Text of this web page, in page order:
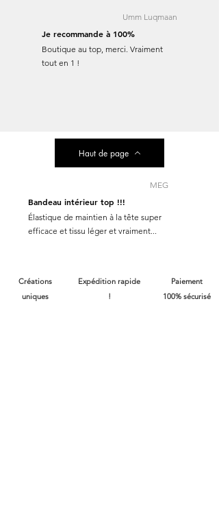
Umm Luqmaan
Je recommande à 100%
Boutique au top, merci. Vraiment
tout en 1 !
MEG
Bandeau intérieur top !!!
Élastique de maintien à la tête super
efficace et tissu léger et vraiment...
Haut de page
Expédition rapide
!
Paiement
100% sécurisé
Créations
uniques